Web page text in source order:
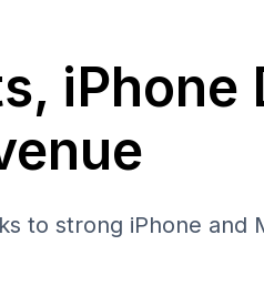
iPhone
to strong iPhone and